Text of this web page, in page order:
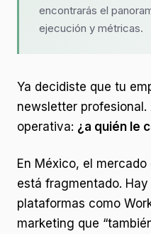
encontrarás el
ejecución y métricas.
Ya decidiste que tu
newsletter
operativa: ¿a quién le
En México, el
está fragmentado.
plataformas como
marketing que